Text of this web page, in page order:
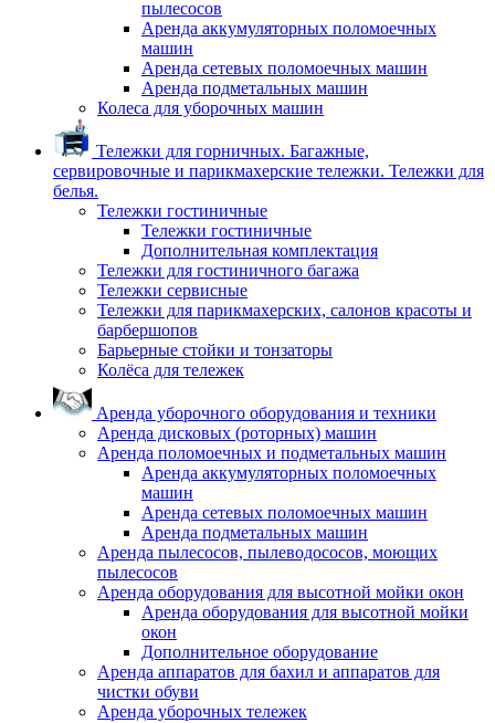
пылесосов
Аренда аккумуляторных поломоечных
машин
Аренда сетевых поломоечных машин
Аренда подметальных машин
Колеса для уборочных машин
Тележки для горничных. Багажные,
сервировочные и парикмахерские тележки. Тележки для
белья.
Тележки гостиничные
Тележки гостиничные
Дополнительная комплектация
Тележки для гостиничного багажа
Тележки сервисные
Тележки для парикмахерских, салонов красоты и
барбершопов
Барьерные стойки и тонзаторы
Колёса для тележек
Аренда уборочного оборудования и техники
Аренда дисковых (роторных) машин
Аренда поломоечных и подметальных машин
Аренда аккумуляторных поломоечных
машин
Аренда сетевых поломоечных машин
Аренда подметальных машин
Аренда пылесосов, пылеводососов, моющих
пылесосов
Аренда оборудования для высотной мойки окон
Аренда оборудования для высотной мойки
окон
Дополнительное оборудование
Аренда аппаратов для бахил и аппаратов для
чистки обуви
Аренда уборочных тележек